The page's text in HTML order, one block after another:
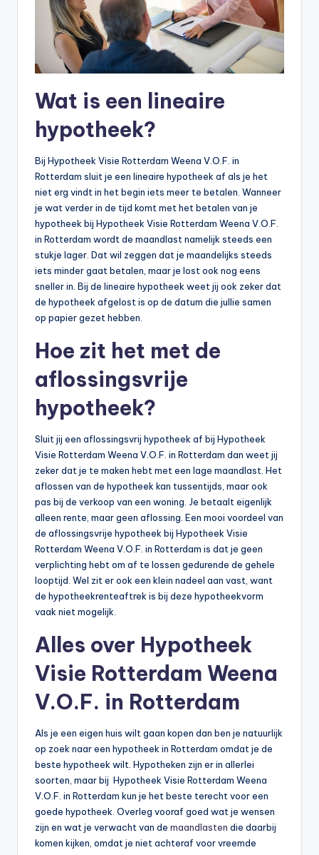
Wat is een lineaire
hypotheek?
Bij Hypotheek Visie Rotterdam Weena V.O.F. in
Rotterdam sluit je een lineaire hypotheek af als je het
niet erg vindt in het begin iets meer te betalen. Wanneer
je wat verder in de tijd komt met het betalen van je
hypotheek bij Hypotheek Visie Rotterdam Weena V.O.F.
in Rotterdam wordt de maandlast namelijk steeds een
stukje lager. Dat wil zeggen dat je maandelijks steeds
iets minder gaat betalen, maar je lost ook nog eens
sneller in. Bij de lineaire hypotheek weet jij ook zeker dat
de hypotheek afgelost is op de datum die jullie samen
op papier gezet hebben.
Hoe zit het met de
aflossingsvrije
hypotheek?
Sluit jij een aflossingsvrij hypotheek af bij Hypotheek
Visie Rotterdam Weena V.O.F. in Rotterdam dan weet jij
zeker dat je te maken hebt met een lage maandlast. Het
aflossen van de hypotheek kan tussentijds, maar ook
pas bij de verkoop van een woning. Je betaalt eigenlijk
alleen rente, maar geen aflossing. Een mooi voordeel van
de aflossingsvrije hypotheek bij Hypotheek Visie
Rotterdam Weena V.O.F. in Rotterdam is dat je geen
verplichting hebt om af te lossen gedurende de gehele
looptijd. Wel zit er ook een klein nadeel aan vast, want
de hypotheekrenteaftrek is bij deze hypotheekvorm
vaak niet mogelijk.
Alles over Hypotheek
Visie Rotterdam Weena
V.O.F. in Rotterdam
Als je een eigen huis wilt gaan kopen dan ben je natuurlijk
op zoek naar een hypotheek in Rotterdam omdat je de
beste hypotheek wilt. Hypotheken zijn er in allerlei
soorten, maar bij Hypotheek Visie Rotterdam Weena
V.O.F. in Rotterdam kun je het beste terecht voor een
goede hypotheek. Overleg vooraf goed wat je wensen
zijn en wat je verwacht van de maandlasten die daarbij
komen kijken, omdat je niet achteraf voor vreemde